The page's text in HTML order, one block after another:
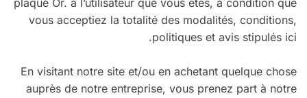
plaqué Or. à l’utilisateur que vous êtes, à condition que
vous acceptiez la totalité des modalités, conditions,
politiques et avis stipulés ici.
En visitant notre site et/ou en achetant quelque chose
auprès de notre entreprise, vous prenez part à notre